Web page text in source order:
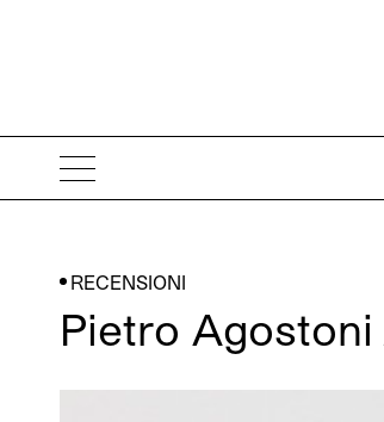
RECENSIONI
Pietro Agostoni